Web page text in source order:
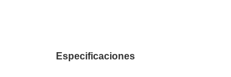
Especificaciones